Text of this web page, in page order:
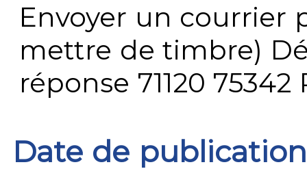
Envoyer un courrier
mettre de timbre)
réponse 71120 75342
Date de publication